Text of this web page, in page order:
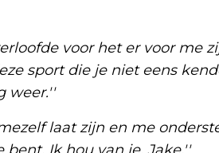
voor het er voor me
sport die je niet eens
weer.''
laat zijn en me